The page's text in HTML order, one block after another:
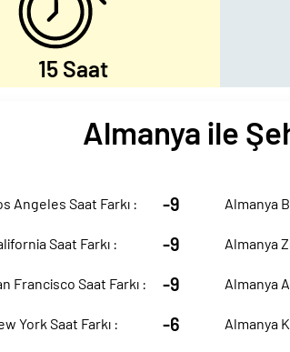
15 Saat
Almanya ile
Angeles Saat Farkı : -9
Saat Farkı : -9
Francisco Saat Farkı : -9
York Saat Farkı : -6
Almanya
Almanya
Almanya
Almanya